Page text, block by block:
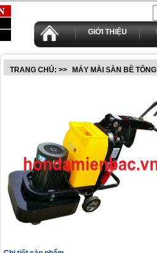
GIỚI THIỆU
TRANG CHỦ: >> MÁY MÀI SÀN BÊ TÔNG